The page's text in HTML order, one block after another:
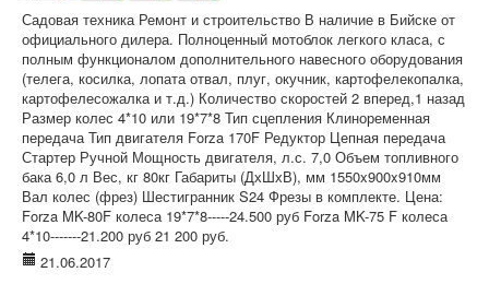
Садовая техника Ремонт и строительство В наличие в Бийске от
официального дилера. Полноценный мотоблок легкого класа, с
полным функционалом дополнительного навесного оборудования
(телега, косилка, лопата отвал, плуг, окучник, картофелекопалка,
картофелесожалка и т.д.) Количество скоростей 2 вперед,1 назад
Размер колес 4*10 или 19*7*8 Тип сцепления Клиноременная
передача Тип двигателя Forza 170F Редуктор Цепная передача
Стартер Ручной Мощность двигателя, л.с. 7,0 Объем топливного
бака 6,0 л Вес, кг 80кг Габариты (ДхШхВ), мм 1550x900x910мм
Вал колес (фрез) Шестигранник S24 Фрезы в комплекте. Цена:
Forza MK-80F колеса 19*7*8-----24.500 руб Forza MK-75 F колеса
4*10-------21.200 руб 21 200 руб.
21.06.2017